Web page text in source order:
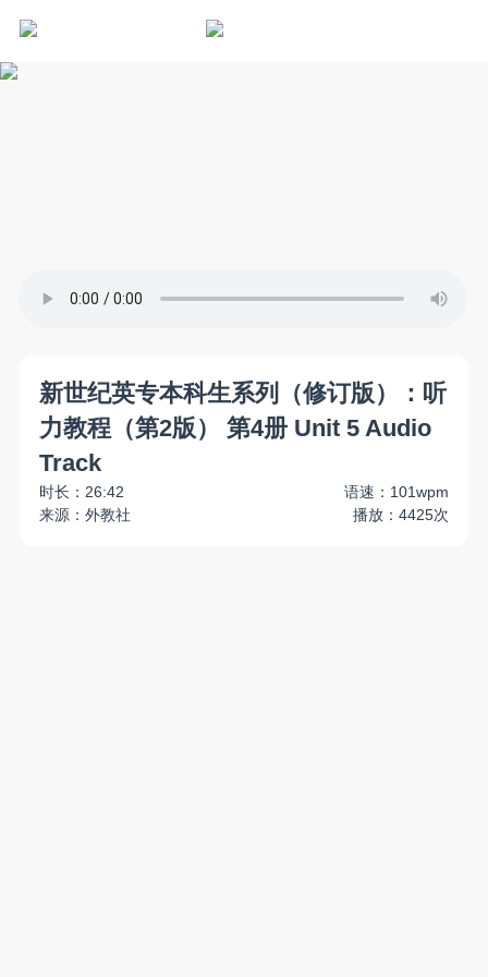
新世纪英专本科生系列（修订版）：听
力教程（第2版） 第4册 Unit 5 Audio
Track
时长：26:42
语速：101wpm
来源：外教社
播放：4425次